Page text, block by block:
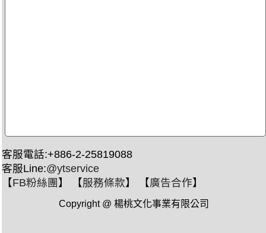
客服電話:+886-2-25819088
客服Line:@ytservice
【FB粉絲團 】 【服務條款】 【廣告合作】
Copyright @ 楊桃文化事業有限公司